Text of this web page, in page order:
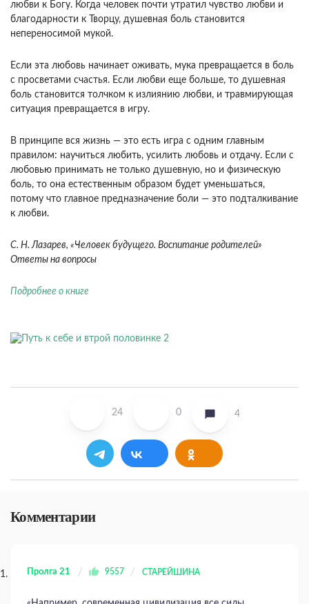
любви к Богу. Когда человек почти утра­тил чувство любви и
благодарности к Творцу, душев­ная боль становится
непереносимой мукой.
Если эта любовь начинает оживать, мука превращается в боль
с просветами счастья. Если любви еще больше, то ду­шевная
боль становится толчком к излиянию любви, и травмирующая
ситуация превращается в игру.
В принципе вся жизнь — это есть игра с одним глав­ным
правилом: научиться любить, усилить любовь и отдачу. Если с
любовью принимать не только душев­ную, но и физическую
боль, то она естественным об­разом будет уменьшаться,
потому что главное пред­назначение боли — это подталкивание
к любви.
С. Н. Лазарев, «Человек будущего. Воспитание родителей»
Ответы на вопросы
Подробнее о книге
24 0 4
Комментарии
Пролга 21 9557 СТАРЕЙШИНА